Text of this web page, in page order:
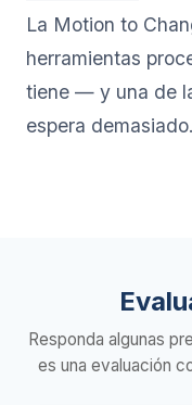
La Motion to
herramientas
tiene — y una de
espera demasiado.
Responda algunas
es una evaluación